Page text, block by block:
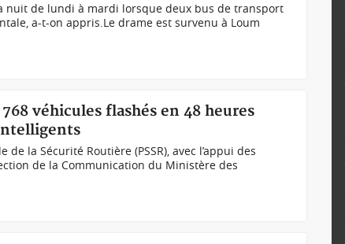
nuit de lundi à mardi lorsque deux bus de transport
a-t-on appris.Le drame est survenu à Loum
véhicules flashés en 48 heures
la Sécurité Routière (PSSR), avec l’appui des
de la Communication du Ministère des